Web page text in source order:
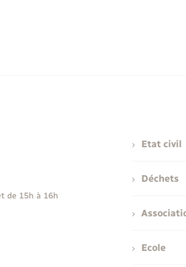
de 15h à 16h
Etat civil
Déchets
Ecole